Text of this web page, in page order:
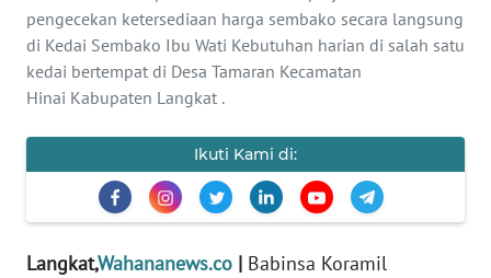
pengecekan ketersediaan harga sembako secara langsung
di Kedai Sembako Ibu Wati Kebutuhan harian di salah satu
kedai bertempat di Desa Tamaran Kecamatan
Hinai Kabupaten Langkat .
Ikuti Kami di:
Langkat,Wahananews.co | Babinsa Koramil
INFO
IKLAN
PEDOMAN
MEDIA